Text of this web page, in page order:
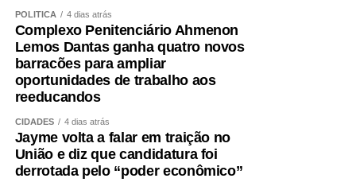
pessoas foram mobilizadas, estratégias foram definidas e
todo um projeto de campanha começou a ser estruturado.
Fiz isso de boa-fé, acreditando na palavra empenhada e
na seriedade de uma decisão tomada por quem pretende
governar Mato Grosso.
Hoje fui comunicado pelo senador Wellington Fagundes
de que outro nome será indicado para ocupar a vaga de
vice.
POLÍTICA 4 dias atrás
Complexo Penitenciário Ahmenon
Lemos Dantas ganha quatro novos
barracões para ampliar
oportunidades de trabalho aos
reeducandos
CIDADES 4 dias atrás
Jayme volta a falar em traição no
União e diz que candidatura foi
derrotada pelo “poder econômico”